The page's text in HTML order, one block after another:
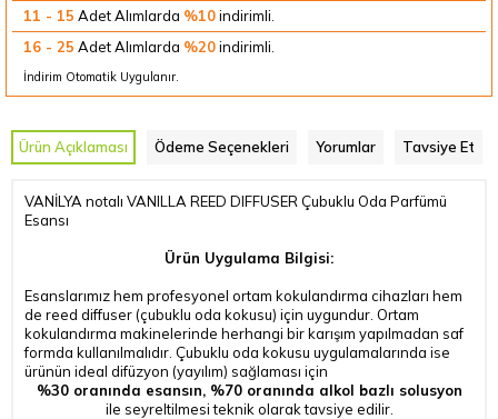
11 - 15 Adet Alımlarda %10indirimli.
16 - 25 Adet Alımlarda %20indirimli.
İndirim Otomatik Uygulanır.
Ürün Açıklaması Ödeme Seçenekleri Yorumlar Tavsiye Et
VANİLYA notalı VANILLA REED DIFFUSER Çubuklu Oda Parfümü
Esansı
Ürün Uygulama Bilgisi:
Esanslarımız hem profesyonel ortam kokulandırma cihazları hem
de reed diffuser (çubuklu oda kokusu) için uygundur. Ortam
kokulandırma makinelerinde herhangi bir karışım yapılmadan saf
formda kullanılmalıdır. Çubuklu oda kokusu uygulamalarında ise
ürünün ideal difüzyon (yayılım) sağlaması için
%30 oranında esansın, %70 oranında alkol bazlı solusyon
ile seyreltilmesi teknik olarak tavsiye edilir.